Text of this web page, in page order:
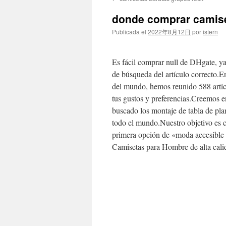
contenido
donde comprar
Publicada el 2022年8月12日 poristern
Es fácil comprar null de DHgate,
de búsqueda del artículo
del mundo, hemos reunido 588
tus gustos y preferencias.Creemos
buscado los montaje de tabla de
todo el mundo.Nuestro objetivo es
primera opción de «moda accesible
Camisetas para Hombre de alta